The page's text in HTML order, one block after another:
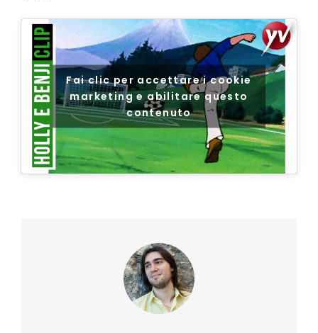
Fai clic per accettare i cookie
marketing e abilitare questo
contenuto